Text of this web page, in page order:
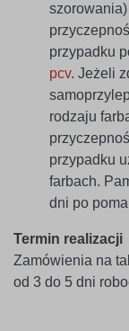
przypadku
pcv. Jeżeli
rodzaju
przypadku
farbach.
dni po
Termin realizacji
Zamówienia na
od 3 do 5 dni